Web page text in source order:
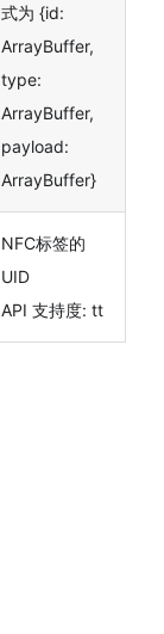
式为 {id:
ArrayBuffer,
type:
ArrayBuffer,
payload:
ArrayBuffer}
NFC标签的
UID
API 支持度: tt